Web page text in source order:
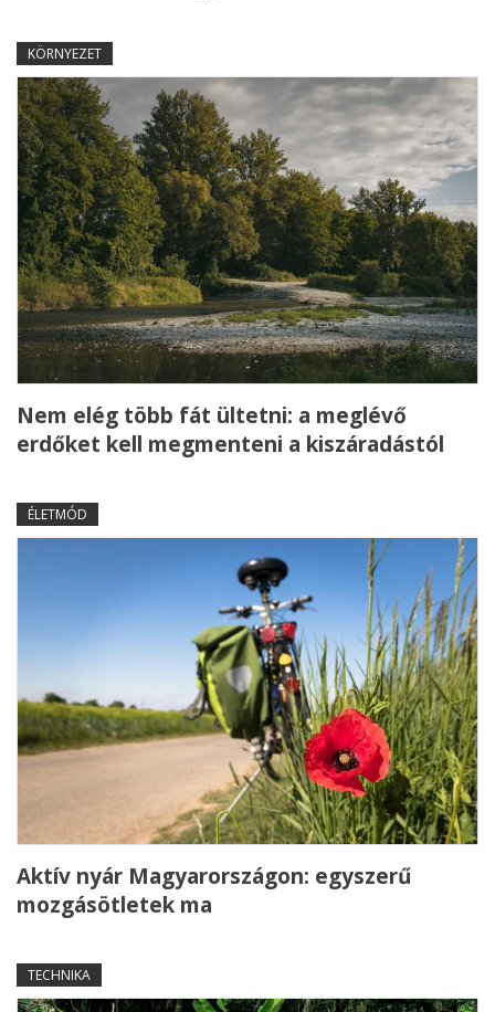
KÖRNYEZET
Nem elég több fát ültetni: a meglévő
erdőket kell megmenteni a kiszáradástól
ÉLETMÓD
Aktív nyár Magyarországon: egyszerű
mozgásötletek ma
TECHNIKA